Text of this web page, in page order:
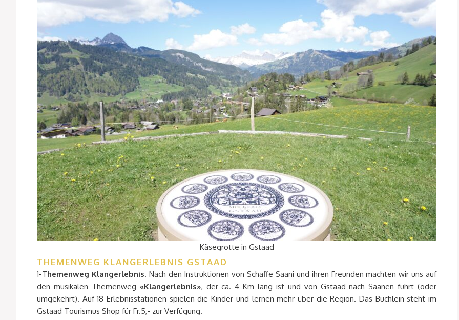
Käsegrotte in Gstaad
THEMENWEG KLANGERLEBNIS GSTAAD
1-Themenweg Klangerlebnis. Nach den Instruktionen von Schaffe Saani und ihren Freunden machten wir uns auf
den musikalen Themenweg «Klangerlebnis», der ca. 4 Km lang ist und von Gstaad nach Saanen führt (oder
umgekehrt). Auf 18 Erlebnisstationen spielen die Kinder und lernen mehr über die Region. Das Büchlein steht im
Gstaad Tourismus Shop für Fr.5,- zur Verfügung.